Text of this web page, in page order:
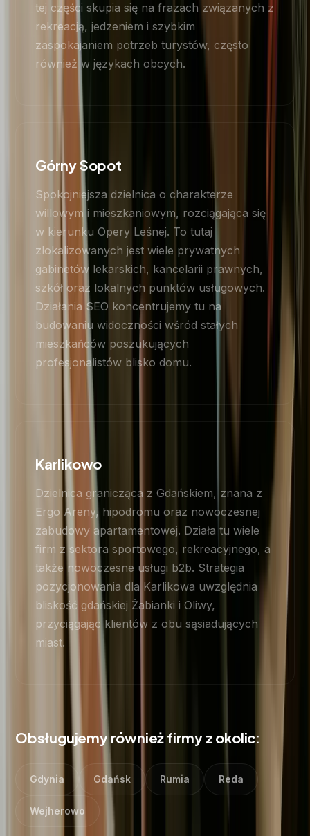
tej części skupia się na frazach związanych z
rekreacją, jedzeniem i szybkim
zaspokajaniem potrzeb turystów, często
również w językach obcych.
Górny Sopot
Spokojniejsza dzielnica o charakterze
willowym i mieszkaniowym, rozciągająca się
w kierunku Opery Leśnej. To tutaj
zlokalizowanych jest wiele prywatnych
gabinetów lekarskich, kancelarii prawnych,
szkół oraz lokalnych punktów usługowych.
Działania SEO koncentrujemy tu na
budowaniu widoczności wśród stałych
mieszkańców poszukujących
profesjonalistów blisko domu.
Karlikowo
Dzielnica granicząca z Gdańskiem, znana z
Ergo Areny, hipodromu oraz nowoczesnej
zabudowy apartamentowej. Działa tu wiele
firm z sektora sportowego, rekreacyjnego, a
także nowoczesne usługi b2b. Strategia
pozycjonowania dla Karlikowa uwzględnia
bliskość gdańskiej Żabianki i Oliwy,
przyciągając klientów z obu sąsiadujących
miast.
Obsługujemy również firmy z okolic:
Gdynia Gdańsk Rumia Reda
Wejherowo